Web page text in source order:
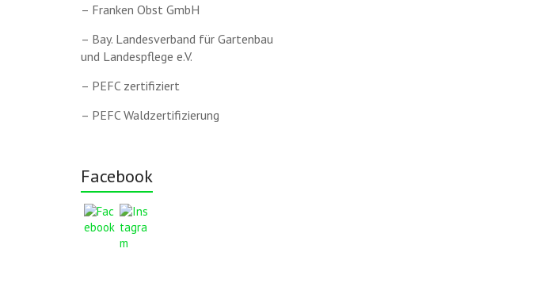
– Franken Obst GmbH
– Bay. Landesverband für Gartenbau
und Landespflege e.V.
– PEFC zertifiziert
– PEFC Waldzertifizierung
Facebook